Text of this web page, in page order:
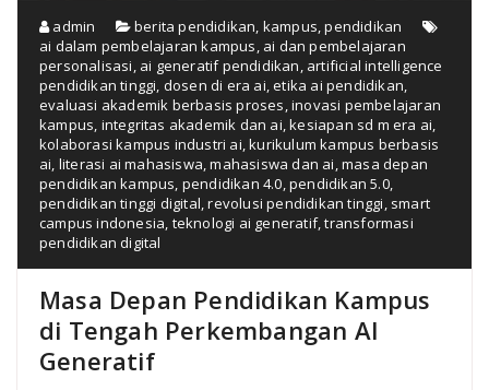
admin berita pendidikan, kampus,pendidikan
ai dalam pembelajaran kampus, ai dan pembelajaran
personalisasi, ai generatif pendidikan, artificial intelligence
pendidikan tinggi, dosen di era ai,etika ai pendidikan,
evaluasi akademik berbasis proses,inovasi pembelajaran
kampus, integritas akademik dan ai,kesiapan sd m era ai,
kolaborasi kampus industri ai,kurikulum kampus berbasis
ai, literasi ai mahasiswa,mahasiswa dan ai,masa depan
pendidikan kampus, pendidikan 4.0,pendidikan 5.0,
pendidikan tinggi digital,revolusi pendidikan tinggi, smart
campus indonesia, teknologi ai generatif,transformasi
pendidikan digital
Masa Depan Pendidikan Kampus
di Tengah Perkembangan AI
Generatif